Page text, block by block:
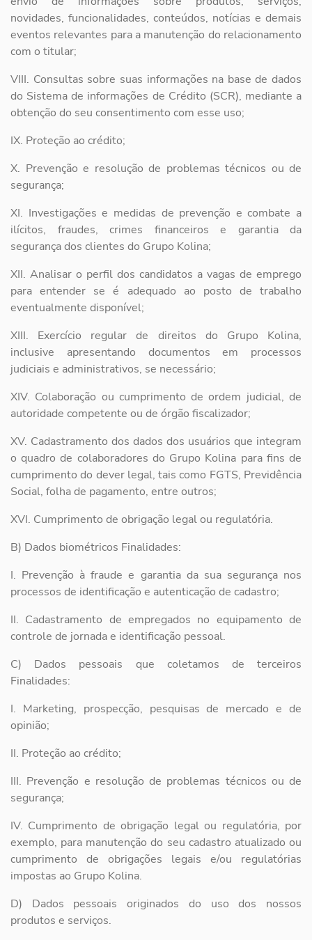
novidades, funcionalidades, conteúdos, notícias e demais
eventos relevantes para a manutenção do relacionamento
com o titular;
VIII. Consultas sobre suas informações na base de dados
do Sistema de informações de Crédito (SCR), mediante a
obtenção do seu consentimento com esse uso;
IX. Proteção ao crédito;
X. Prevenção e resolução de problemas técnicos ou de
segurança;
XI. Investigações e medidas de prevenção e combate a
ilícitos, fraudes, crimes financeiros e garantia da
segurança dos clientes do Grupo Kolina;
XII. Analisar o perfil dos candidatos a vagas de emprego
para entender seé adequado ao posto de trabalho
eventualmente disponível;
XIII. Exercício regular de direitos do Grupo Kolina,
inclusive apresentando documentos em processos
judiciais e administrativos, se necessário;
XIV. Colaboração ou cumprimento de ordem judicial, de
autoridade competente ou de órgão fiscalizador;
XV. Cadastramento dos dados dos usuários que integram
o quadro de colaboradores do Grupo Kolina para fins de
cumprimento do dever legal,tais como FGTS, Previdência
Social, folha de pagamento, entre outros;
XVI. Cumprimento de obrigação legal ou regulatória.
B) Dados biométricos Finalidades:
I. Prevenção à fraude e garantia da sua segurança nos
processos de identificação e autenticação de cadastro;
II. Cadastramento de empregados no equipamento de
controle de jornada e identificação pessoal.
C) Dados pessoais que coletamos de terceiros
Finalidades:
I. Marketing, prospecção, pesquisas de mercado e de
opinião;
II. Proteção ao crédito;
III. Prevenção e resolução de problemas técnicos ou de
segurança;
IV. Cumprimento de obrigação legal ou regulatória, por
exemplo, para manutenção do seu cadastro atualizado ou
cumprimento de obrigações legais e/ou regulatórias
impostas ao Grupo Kolina.
D) Dados pessoais originados do uso dos nossos
produtos e serviços.